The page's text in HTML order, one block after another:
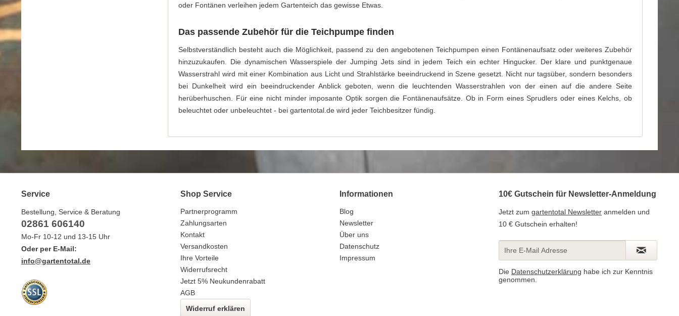
oder Fontänen verleihen jedem Gartenteich das gewisse Etwas.
Das passende Zubehör für die Teichpumpe finden
Selbstverständlich besteht auch die Möglichkeit, passend zu den angebotenen Teichpumpen einen Fontänenaufsatz oder weiteres Zubehör
hinzuzukaufen. Die dynamischen Wasserspiele der Jumping Jets sind in jedem Teich ein echter Hingucker. Der klare und punktgenaue
Wasserstrahl wird mit einer Kombination aus Licht und Strahlstärke beeindruckend in Szene gesetzt. Nicht nur tagsüber, sondern besonders
bei Dunkelheit wird ein beeindruckender Anblick geboten, wenn die leuchtenden Wasserstrahlen von der einen auf die andere Seite
herüberhuschen. Für eine nicht minder imposante Optik sorgen die Fontänenaufsätze. Ob in Form eines Sprudlers oder eines Kelchs, ob
beleuchtet oder unbeleuchtet - bei gartentotal.de wird jeder Teichbesitzer fündig.
Service
Bestellung, Service & Beratung
02861 606140
Mo-Fr 10-12 und 13-15 Uhr
Oder per E-Mail:
info@gartentotal.de
Shop Service
Partnerprogramm
Zahlungsarten
Kontakt
Versandkosten
Ihre Vorteile
Widerrufsrecht
Jetzt 5% Neukundenrabatt
AGB
Widerruf erklären
Informationen
Blog
Newsletter
Über uns
Datenschutz
Impressum
10€ Gutschein für Newsletter-Anmeldung
Jetzt zum gartentotal Newsletter anmelden und
10 € Gutschein erhalten!
Die Datenschutzerklärung habe ich zur Kenntnis
genommen.